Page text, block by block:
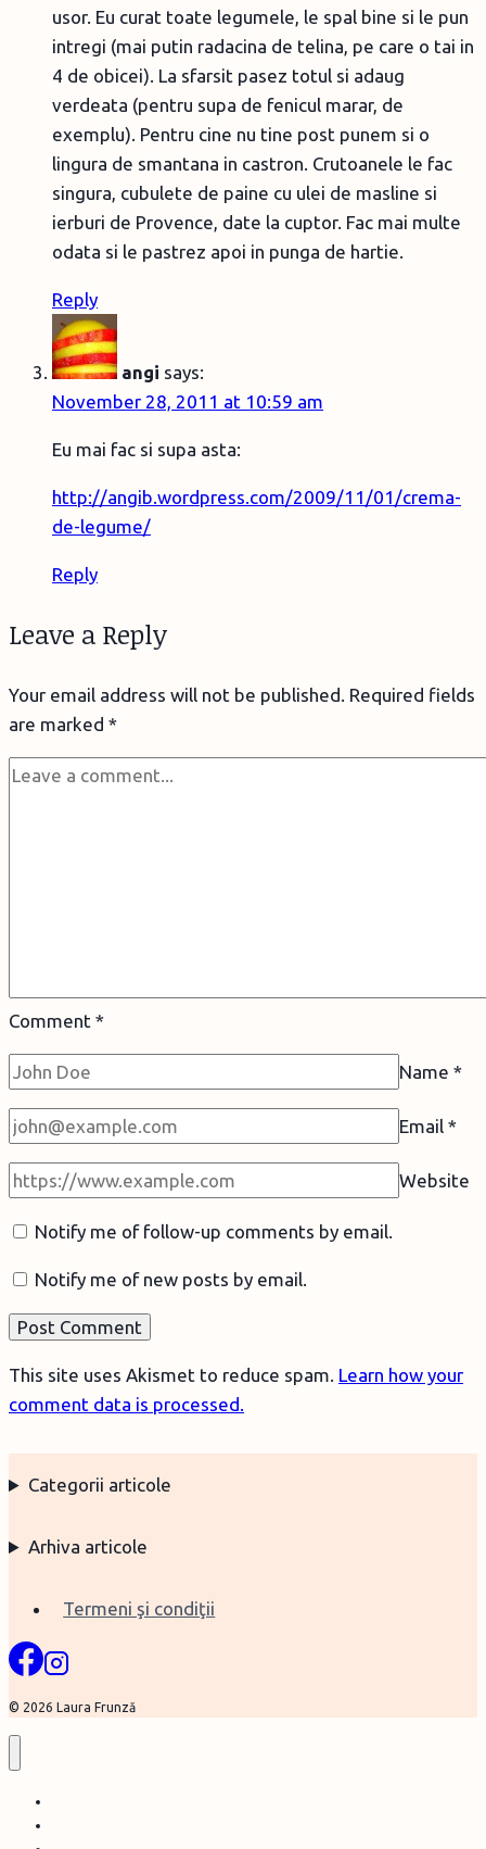
usor. Eu curat toate legumele, le spal bine si le pun
intregi (mai putin radacina de telina, pe care o tai in
4 de obicei). La sfarsit pasez totul si adaug
verdeata (pentru supa de fenicul marar, de
exemplu). Pentru cine nu tine post punem si o
lingura de smantana in castron. Crutoanele le fac
singura, cubulete de paine cu ulei de masline si
ierburi de Provence, date la cuptor. Fac mai multe
odata si le pastrez apoi in punga de hartie.
Reply
angi says:
November 28, 2011 at 10:59 am
Eu mai fac si supa asta:
http://angib.wordpress.com/2009/11/01/crema-
de-legume/
Reply
Leave a Reply
Your email address will not be published. Required fields
are marked *
Comment *
Name *
Email *
Website
Notify me of follow-up comments by email.
Notify me of new posts by email.
This site uses Akismet to reduce spam. Learn how your
comment data is processed.
Categorii articole
Arhiva articole
Termeni şi condiţii
© 2026 Laura Frunză